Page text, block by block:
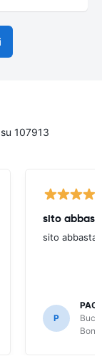
107913
sito
sito
P
Bonn